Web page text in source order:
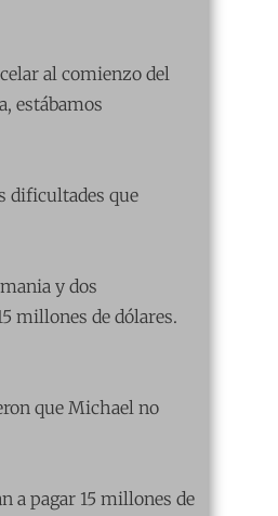
al comienzo del
estábamos
dificultades que
y dos
millones de dólares.
que Michael no
a pagar 15 millones de